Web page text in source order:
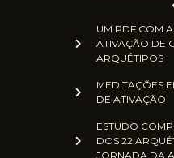
UM PDF COM
ATIVAÇÃO DE
ARQUÉTIPOS
MEDITAÇÕES
DE ATIVAÇÃO
ESTUDO
DOS 22
JORNADA DA